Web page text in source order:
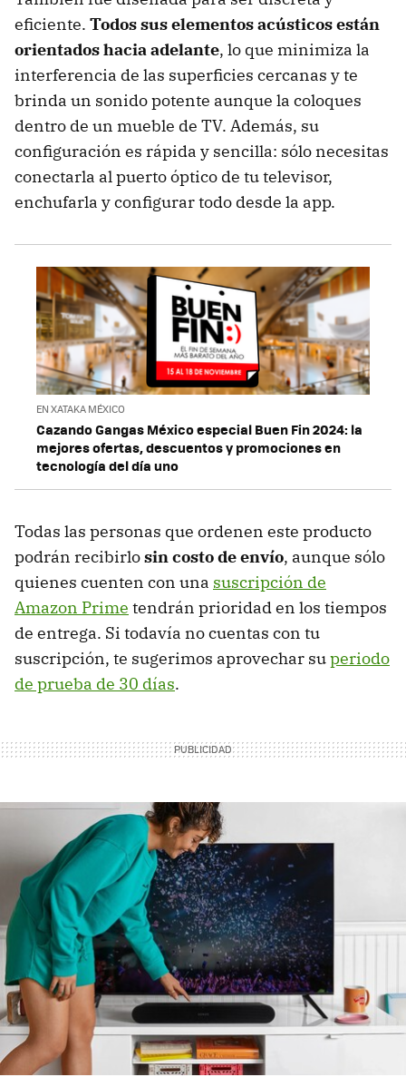
eficiente. Todos sus elementos acústicos están
orientados hacia adelante, lo que minimiza la
interferencia de las superficies cercanas y te
brinda un sonido potente aunque la coloques
dentro de un mueble de TV. Además, su
configuración es rápida y sencilla: sólo necesitas
conectarla al puerto óptico de tu televisor,
enchufarla y configurar todo desde la app.
EN XATAKA MÉXICO
Cazando Gangas México especial Buen Fin 2024: la
mejores ofertas, descuentos y promociones en
tecnología del día uno
Todas las personas que ordenen este producto
podrán recibirlosin costo de envío, aunque sólo
quienes cuenten con una suscripción de
Amazon Prime tendrán prioridad en los tiempos
de entrega. Si todavía no cuentas con tu
suscripción, te sugerimos aprovechar superiodo
de prueba de 30 días.